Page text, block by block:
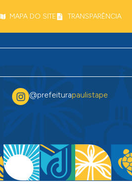
MAPA DO SITE TRANSPARÊNCIA
@prefeiturapaulistape